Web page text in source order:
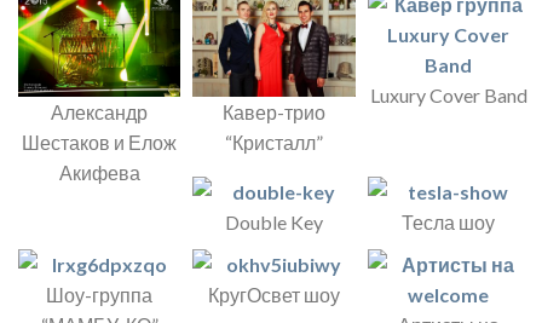
Александр
Шестаков и Елож
Акифева
Кавер-трио
“Кристалл”
Luxury Cover Band
Double Key Тесла шоу
Шоу-группа
КругОсвет шоу